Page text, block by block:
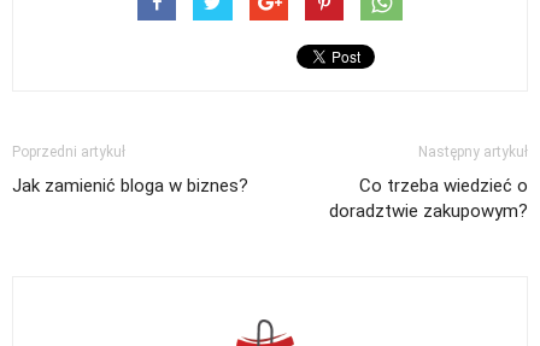
Poprzedni artykuł
Jak zamienić bloga w biznes?
Następny artykuł
Co trzeba wiedzieć o
doradztwie zakupowym?